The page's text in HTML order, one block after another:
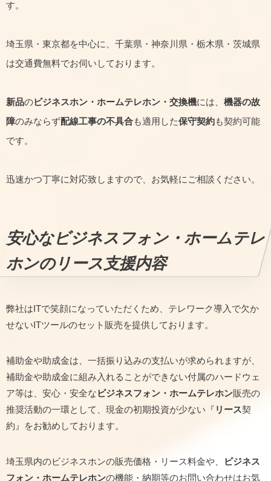
す。
埼玉県・東京都を中心に、千葉県・神奈川県・栃木県・茨城県
は交通費無料でお伺いしております。
新品のビジネスホン・ホームテレホン・交換機には、 機器の故
障のみならず配線工事の不具合も適用した保守契約も契約可能
です。
迅速かつ丁寧に対応致しますので、お気軽にご相談ください。
安心なビジネスフォン・ホームテレ
ホンのリース支援内容
弊社はITで笑顔になっていただくため、テレワーク導入で欠か
せないITツールのセット販売を提供しております。
補助金や助成金は、一括振り込みの支払いが求められますが、
補助金や助成金に組み入れることができない付属のハードウェ
ア等は、安心・安全なビジネスフォン・ホームテレホン販売の
推奨活動の一環として、現金の初期投資が少ない『 リース契
約』をお勧めしております。
埼玉県内のビジネスホンの販売価格・リース料金や、
ビジネス
フォン・ホームテレホンの機能・納期等のお問い合わせはお気